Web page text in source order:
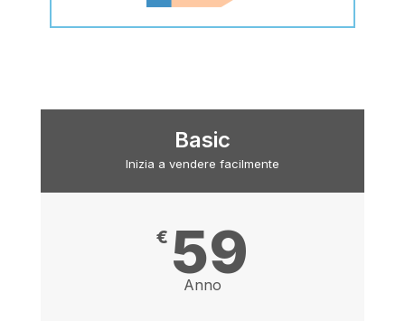
Basic
Inizia a vendere facilmente
€ 59
Anno